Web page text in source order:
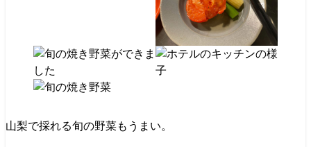
山梨で採れる旬の野菜もうまい。